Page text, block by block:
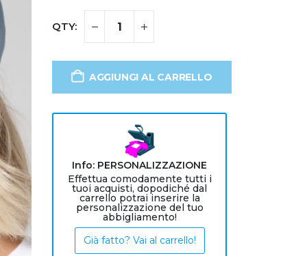
AGGIUNGI AL CARRELLO
Info: PERSONALIZZAZIONE
Effettua comodamente tutti i
tuoi acquisti, dopodiché dal
carrello potrai inserire la
personalizzazione del tuo
abbigliamento!
Già fatto? Vai al carrello!